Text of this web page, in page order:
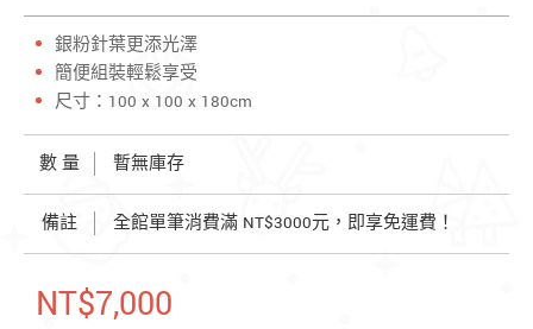
銀粉針葉更添光澤
簡便組裝輕鬆享受
尺寸：100 x 100 x 180cm
數 量 暫無庫存
備註 全館單筆消費滿 NT$3000元，即享免運費！
NT$7,000